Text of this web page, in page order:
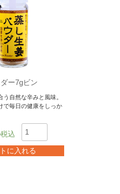
ー7gビン
う自然な辛みと風味。
で毎日の健康をしっか
税込
数
に入れる